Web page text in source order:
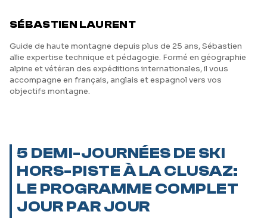
SÉBASTIEN LAURENT
Guide de haute montagne depuis plus de 25 ans, Sébastien
allie expertise technique et pédagogie. Formé en géographie
alpine et vétéran des expéditions internationales, il vous
accompagne en français, anglais et espagnol vers vos
objectifs montagne.
5 DEMI-JOURNÉES DE SKI
HORS-PISTE À LA CLUSAZ:
LE PROGRAMME COMPLET
JOUR PAR JOUR